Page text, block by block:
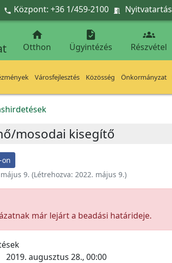
 Központ: +36 1/459-2100  Nyitvatartás

Otthon

Ügyintézés

Részvétel
Városfejlesztés Közösség Önkormányzat
mosodai kisegítő
on
9. (Létrehozva: 2022. május 9.)
már lejárt a beadási határideje.
2019. augusztus 28., 00:00